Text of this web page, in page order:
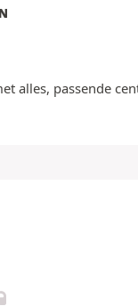
alles, passende